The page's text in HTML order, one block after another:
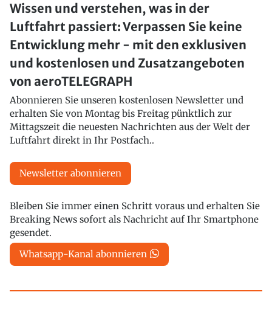
Wissen und verstehen, was in der
Luftfahrt passiert: Verpassen Sie keine
Entwicklung mehr - mit den exklusiven
und kostenlosen und Zusatzangeboten
von aeroTELEGRAPH
Abonnieren Sie unseren kostenlosen Newsletter und
erhalten Sie von Montag bis Freitag pünktlich zur
Mittagszeit die neuesten Nachrichten aus der Welt der
Luftfahrt direkt in Ihr Postfach..
Newsletter abonnieren
Bleiben Sie immer einen Schritt voraus und erhalten Sie
Breaking News sofort als Nachricht auf Ihr Smartphone
gesendet.
Whatsapp-Kanal abonnieren